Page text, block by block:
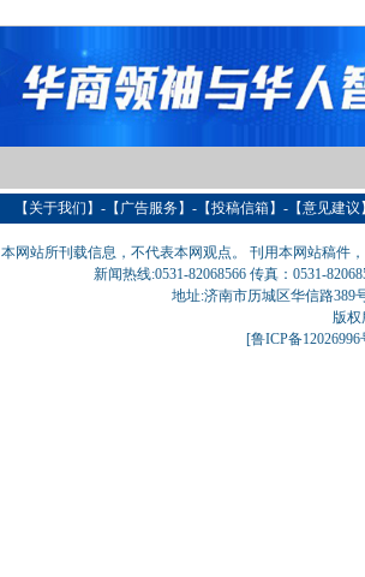
【 关于我们 】-【 广告服务】-【投稿信箱】-【意见建
本网站所刊载信息，不代表本网观点。 刊用本网站稿件
新闻热线:0531-82068566 传真：0531-
地址:济南市历城区华信路389
版
[鲁ICP备12026996